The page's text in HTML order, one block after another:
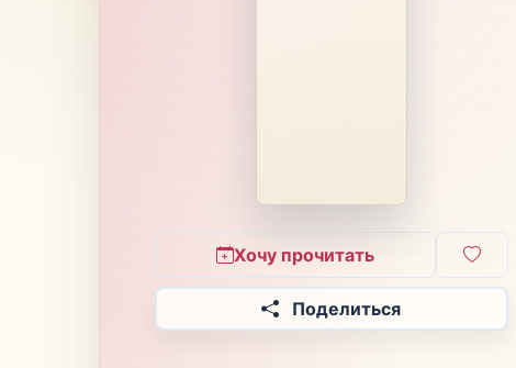
Хочу прочитать
Поделиться